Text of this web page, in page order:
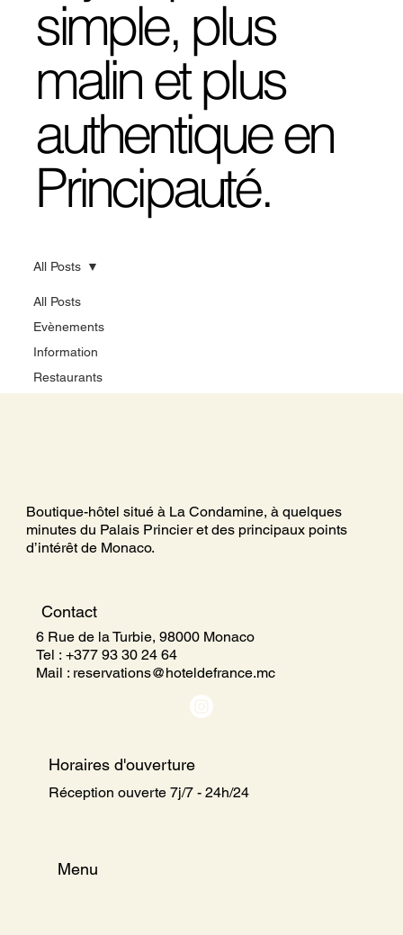
simple, plus
malin et plus
authentique en
Principauté.
All Posts
Evènements
Information
Restaurants
All Posts
Boutique-hôtel situé à La Condamine, à quelques
minutes du Palais Princier et des principaux points
d’intérêt de Monaco.
Contact
6 Rue de la Turbie, 98000 Monaco
Tel : +377 93 30 24 64
Mail : reservations@hoteldefrance.mc
Horaires d'ouverture
Réception ouverte 7j/7 - 24h/24
Menu